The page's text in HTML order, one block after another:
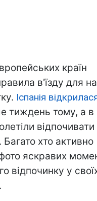
країн
в'їзду для
Іспанія
тиждень тому, а в
відпочивати
хто активно
яскравих
відпочинку у